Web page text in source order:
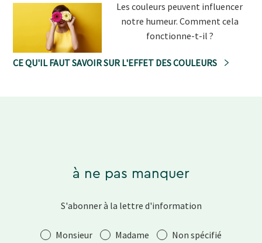
Les couleurs peuvent influencer
notre humeur. Comment cela
fonctionne-t-il ?
CE QU'IL FAUT SAVOIR SUR L'EFFET DES COULEURS
à ne pas manquer
S'abonner à la lettre d'information
SalutationMonsieur Madame Non spécifié